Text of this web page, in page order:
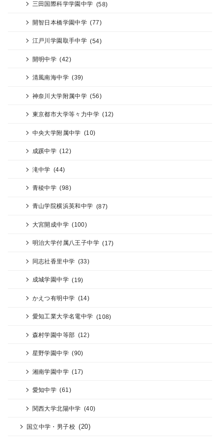
三田国際科学学園中学 (58)
開智日本橋学園中学 (77)
江戸川学園取手中学 (54)
開明中学 (42)
清風南海中学 (39)
神奈川大学附属中学 (56)
東京都市大学等々力中学 (12)
中央大学附属中学 (10)
成蹊中学 (12)
滝中学 (44)
青稜中学 (98)
青山学院横浜英和中学 (87)
大宮開成中学 (100)
明治大学付属八王子中学 (17)
同志社香里中学 (33)
成城学園中学 (19)
かえつ有明中学 (14)
愛知工業大学名電中学 (108)
森村学園中等部 (12)
星野学園中学 (90)
湘南学園中学 (17)
愛知中学 (61)
関西大学北陽中学 (40)
国立中学・男子校 (20)